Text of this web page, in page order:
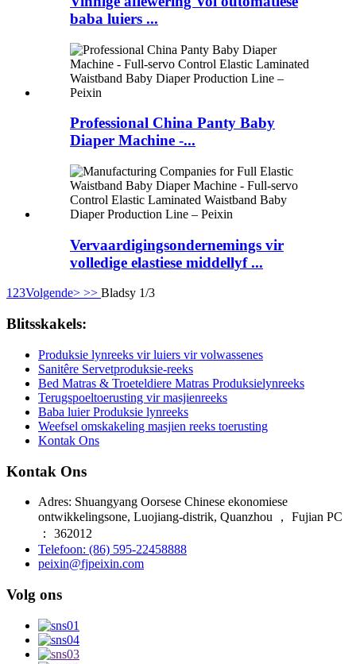
baba luiers ...
Professional China Panty Baby
Diaper Machine -...
Vervaardigingsondernemings vir
volledige elastiese middellyf ...
123Volgende> >> Bladsy 1/3
Blitsskakels:
Produksie lynreeks vir luiers vir volwassenes
Sanitêre Servetproduksie-reeks
Bed Matras & Troeteldiere Matras Produksielynreeks
Terugspoeltoerusting vir masjienreeks
Baba luier Produksie lynreeks
Weefsel omskakeling masjien reeks toerusting
Kontak Ons
Kontak Ons
Adres: Shuangyang Oorsese Chinese ekonomiese
ontwikkelingsone, Luojiang-distrik, Quanzhou ， Fujian PC
： 362012
Telefoon: (86) 595-22458888
peixin@fjpeixin.com
Volg ons